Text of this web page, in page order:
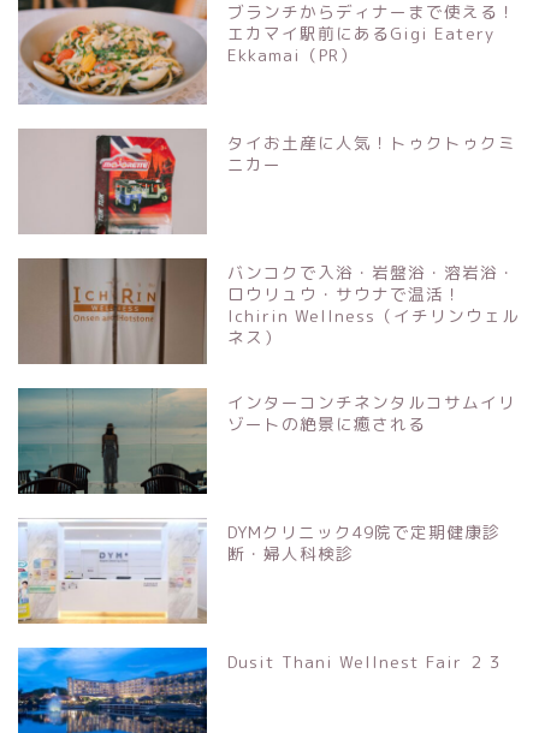
ブランチからディナーまで使える！
エカマイ駅前にあるGigi Eatery
Ekkamai（PR）
タイお土産に人気！トゥクトゥクミ
ニカー
バンコクで入浴・岩盤浴・溶岩浴・
ロウリュウ・サウナで温活！
Ichirin Wellness（イチリンウェル
ネス）
インターコンチネンタルコサムイリ
ゾートの絶景に癒される
DYMクリニック49院で定期健康診
断・婦人科検診
Dusit Thani Wellnest Fair ２３